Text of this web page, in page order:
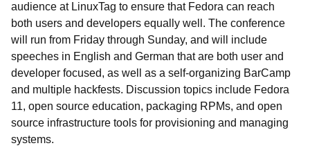
audience at LinuxTag to ensure that Fedora can reach
both users and developers equally well. The conference
will run from Friday through Sunday, and will include
speeches in English and German that are both user and
developer focused, as well as a self-organizing BarCamp
and multiple hackfests. Discussion topics include Fedora
11, open source education, packaging RPMs, and open
source infrastructure tools for provisioning and managing
systems.